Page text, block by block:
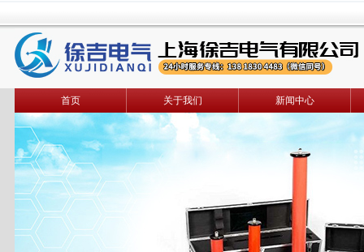
首页 关于我们 新闻中心